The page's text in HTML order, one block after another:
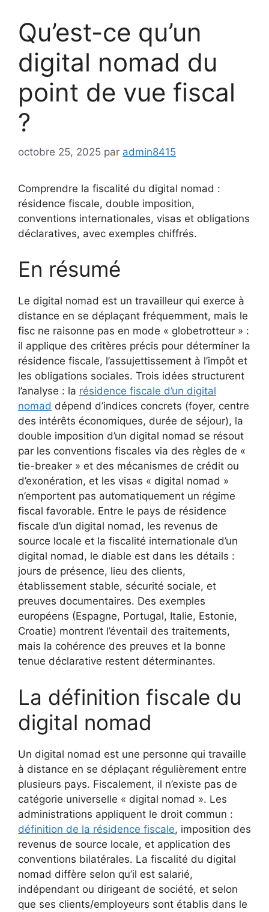
Qu’est-ce qu’un
digital nomad du
point de vue fiscal
?
octobre 25, 2025 par admin8415
Comprendre la fiscalité du digital nomad :
résidence fiscale, double imposition,
conventions internationales, visas et obligations
déclaratives, avec exemples chiffrés.
En résumé
Le digital nomad est un travailleur qui exerce à
distance en se déplaçant fréquemment, mais le
fisc ne raisonne pas en mode « globetrotteur » :
il applique des critères précis pour déterminer la
résidence fiscale, l’assujettissement à l’impôt et
les obligations sociales. Trois idées structurent
l’analyse : la résidence fiscale d’un digital
nomad dépend d’indices concrets (foyer, centre
des intérêts économiques, durée de séjour), la
double imposition d’un digital nomad se résout
par les conventions fiscales via des règles de «
tie-breaker » et des mécanismes de crédit ou
d’exonération, et les visas « digital nomad »
n’emportent pas automatiquement un régime
fiscal favorable. Entre le pays de résidence
fiscale d’un digital nomad, les revenus de
source locale et la fiscalité internationale d’un
digital nomad, le diable est dans les détails :
jours de présence, lieu des clients,
établissement stable, sécurité sociale, et
preuves documentaires. Des exemples
européens (Espagne, Portugal, Italie, Estonie,
Croatie) montrent l’éventail des traitements,
mais la cohérence des preuves et la bonne
tenue déclarative restent déterminantes.
La définition fiscale du
digital nomad
Un digital nomad est une personne qui travaille
à distance en se déplaçant régulièrement entre
plusieurs pays. Fiscalement, il n’existe pas de
catégorie universelle « digital nomad ». Les
administrations appliquent le droit commun :
définition de la résidence fiscale, imposition des
revenus de source locale, et application des
conventions bilatérales. La fiscalité du digital
nomad diffère selon qu’il est salarié,
indépendant ou dirigeant de société, et selon
que ses clients/employeurs sont établis dans le